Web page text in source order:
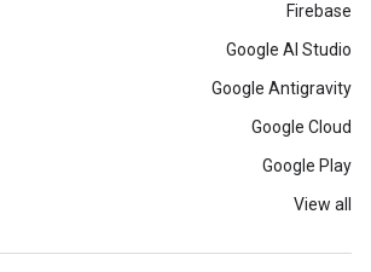
Firebase
Google AI Studio
Google Antigravity
Google Cloud
Google Play
View all